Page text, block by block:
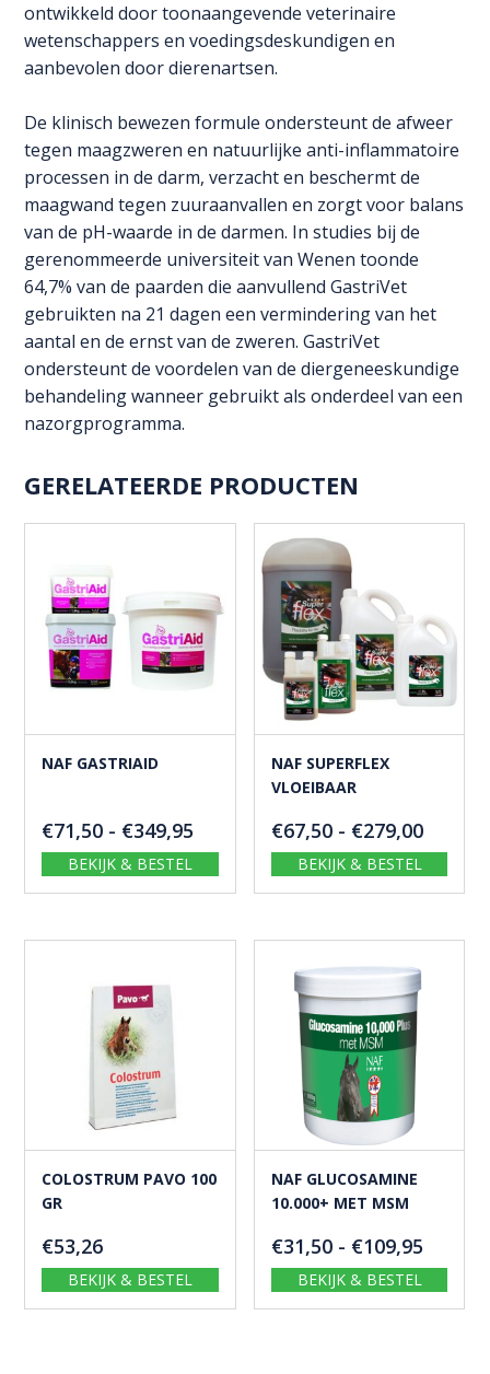
ontwikkeld door toonaangevende veterinaire
wetenschappers en voedingsdeskundigen en
aanbevolen door dierenartsen.
De klinisch bewezen formule ondersteunt de afweer
tegen maagzweren en natuurlijke anti-inflammatoire
processen in de darm, verzacht en beschermt de
maagwand tegen zuuraanvallen en zorgt voor balans
van de pH-waarde in de darmen. In studies bij de
gerenommeerde universiteit van Wenen toonde
64,7% van de paarden die aanvullend GastriVet
gebruikten na 21 dagen een vermindering van het
aantal en de ernst van de zweren. GastriVet
ondersteunt de voordelen van de diergeneeskundige
behandeling wanneer gebruikt als onderdeel van een
nazorgprogramma.
GERELATEERDE PRODUCTEN
NAF GASTRIAID
€71,50 - €349,95 Prijsklasse:
€71,50
tot
€349,95
BEKIJK & BESTEL
NAF SUPERFLEX
VLOEIBAAR
€67,50 - €279,00
€67,50
tot
BEKIJK & BESTEL
COLOSTRUM PAVO 100
GR
€53,26
BEKIJK & BESTEL
NAF GLUCOSAMINE
10.000+ MET MSM
€31,50 - €109,95
€31,50
tot
BEKIJK & BESTEL